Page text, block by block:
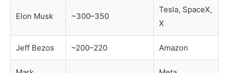
Elon Musk ~300–350
Tesla, SpaceX,
X
Jeff Bezos ~200–220 Amazon